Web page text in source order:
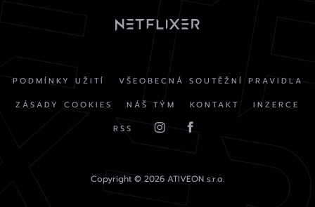
PODMÍNKY UŽITÍ
VŠEOBECNÁ SOUTĚŽNÍ PRAVIDLA
ZÁSADY COOKIES
NÁŠ TÝM KONTAKT
INZERCE
RSS
Copyright © 2026 ATIVEON s.r.o.